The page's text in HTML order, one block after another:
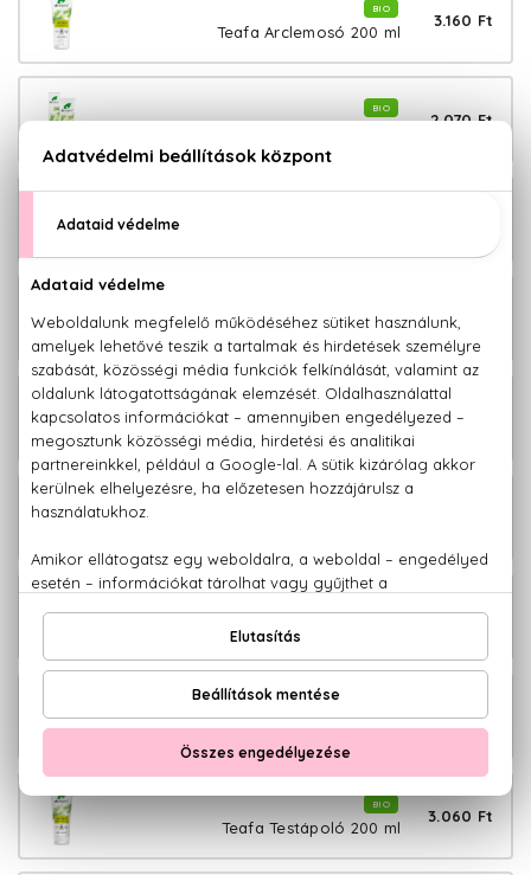
BIO
Teafa Arclemosó 200 ml
3.160 Ft
BIO
2.070 Ft
Teafa Hajkondicionáló 265 ml
Teafa Illóolaj 10 ml
2.900 Ft
Teafa Körömápoló olaj 10 ml
2.690 Ft
Teafa Sampon 265 ml
3.140 Ft
Teafa Szájvíz 500 ml
3.110 Ft
BIO
Teafa Testápoló 200 ml
3.060 Ft